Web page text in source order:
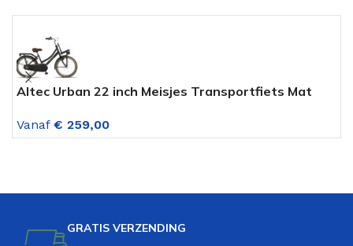
Altec Urban 22 inch Meisjes Transportfiets Mat
Vanaf € 259,00
GRATIS VERZENDING